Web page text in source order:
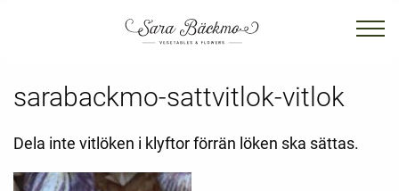
sarabackmo-sattvitlok-vitlok
Dela inte vitlöken i klyftor förrän löken ska sättas.